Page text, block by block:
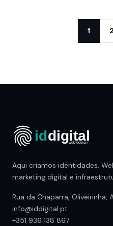
1 2
Aqui criamos identidades.
marketing digital e
Rua da Chaparra, Oliveirinha,
info@iddigital.pt
+351 936 138 867